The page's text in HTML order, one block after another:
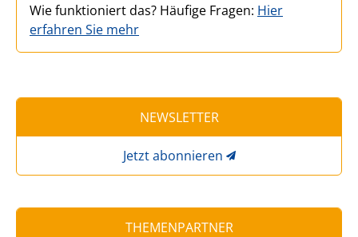
Wie funktioniert das? Häufige Fragen: Hier
erfahren Sie mehr
NEWSLETTER
Jetzt abonnieren
THEMENPARTNER